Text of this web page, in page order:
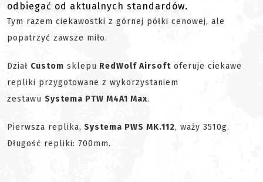
odbiegać od aktualnych standardów.
Tym razem ciekawostki z górnej półki cenowej, ale
popatrzyć zawsze miło.
Dział Custom sklepu RedWolf Airsoft oferuje ciekawe
repliki przygotowane z wykorzystaniem
zestawu Systema PTW M4A1 Max.
Pierwsza replika, Systema PWS MK.112, waży 3510g.
Długość repliki: 700mm.